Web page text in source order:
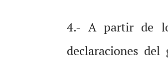
4.- A partir de
declaraciones